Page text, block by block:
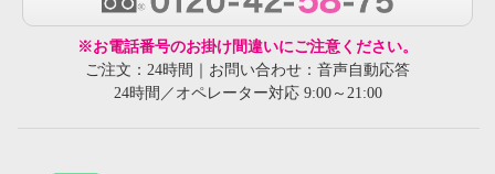
※お電話番号のお掛け間違いにご注意ください。
ご注文：24時間｜お問い合わせ：音声自動応答
24時間／オペレーター対応 9:00～21:00